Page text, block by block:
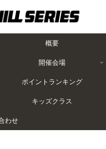
概要
開催会場
ポイントランキング
キッズクラス
わせ